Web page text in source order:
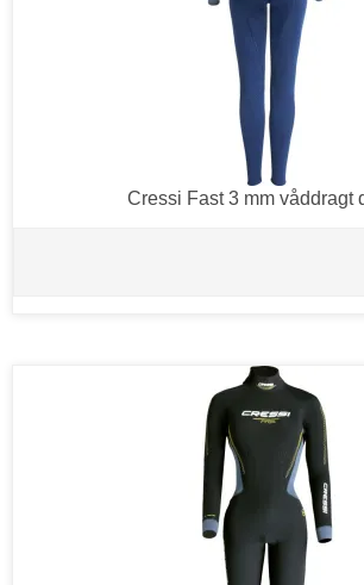
Cressi Fast 3 mm våddragt